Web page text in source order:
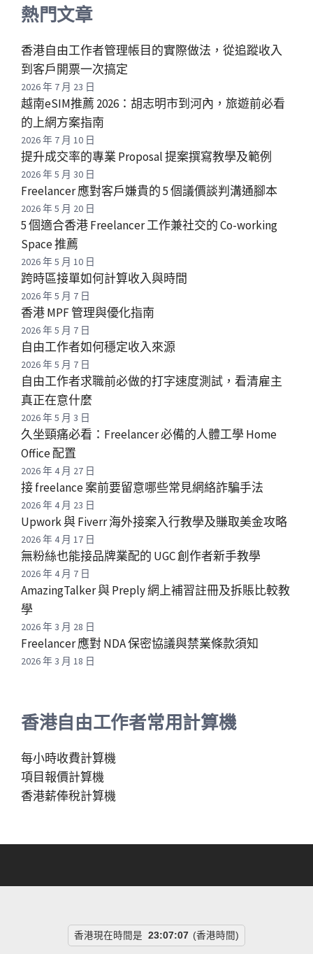
熱門文章
香港自由工作者管理帳目的實際做法，從追蹤收入
到客戶開票一次搞定
2026 年 7 月 23 日
越南eSIM推薦 2026：胡志明市到河內，旅遊前必看
的上網方案指南
2026 年 7 月 10 日
提升成交率的專業 Proposal 提案撰寫教學及範例
2026 年 5 月 30 日
Freelancer 應對客戶嫌貴的 5 個議價談判溝通腳本
2026 年 5 月 20 日
5 個適合香港 Freelancer 工作兼社交的 Co-working
Space 推薦
2026 年 5 月 10 日
跨時區接單如何計算收入與時間
2026 年 5 月 7 日
香港 MPF 管理與優化指南
2026 年 5 月 7 日
自由工作者如何穩定收入來源
2026 年 5 月 7 日
自由工作者求職前必做的打字速度測試，看清雇主
真正在意什麼
2026 年 5 月 3 日
久坐頸痛必看：Freelancer 必備的人體工學 Home
Office 配置
2026 年 4 月 27 日
接 freelance 案前要留意哪些常見網絡詐騙手法
2026 年 4 月 23 日
Upwork 與 Fiverr 海外接案入行教學及賺取美金攻略
2026 年 4 月 17 日
無粉絲也能接品牌業配的 UGC 創作者新手教學
2026 年 4 月 7 日
AmazingTalker 與 Preply 網上補習註冊及拆賬比較教
學
2026 年 3 月 28 日
Freelancer 應對 NDA 保密協議與禁業條款須知
2026 年 3 月 18 日
香港自由工作者常用計算機
每小時收費計算機
項目報價計算機
香港薪俸稅計算機
香港現在時間是 23:07:08 (香港時間)